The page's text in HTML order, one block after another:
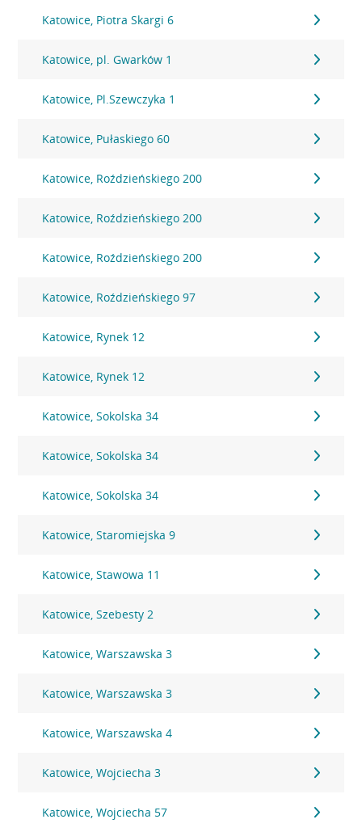
Katowice, Piotra Skargi 6
Katowice, pl. Gwarków 1
Katowice, Pl.Szewczyka 1
Katowice, Pułaskiego 60
Katowice, Roździeńskiego 200
Katowice, Roździeńskiego 200
Katowice, Roździeńskiego 200
Katowice, Roździeńskiego 97
Katowice, Rynek 12
Katowice, Rynek 12
Katowice, Sokolska 34
Katowice, Sokolska 34
Katowice, Sokolska 34
Katowice, Staromiejska 9
Katowice, Stawowa 11
Katowice, Szebesty 2
Katowice, Warszawska 3
Katowice, Warszawska 3
Katowice, Warszawska 4
Katowice, Wojciecha 3
Katowice, Wojciecha 57